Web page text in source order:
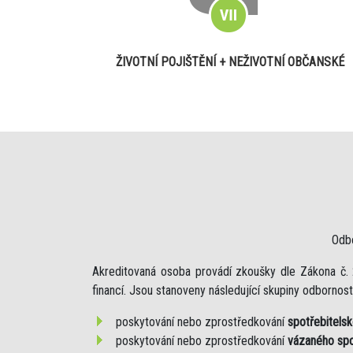
ŽIVOTNÍ POJIŠTĚNÍ + NEŽIVOTNÍ OBČANSKÉ
Akreditovaná osoba provádí zkoušky dle Zákona
financí. Jsou stanoveny následující skupiny
poskytování nebo zprostředkování
poskytování nebo zprostředkovánívázaného